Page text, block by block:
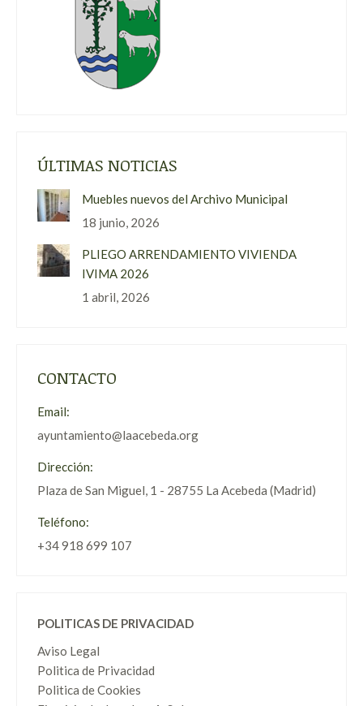
ÚLTIMAS NOTICIAS
Muebles nuevos del Archivo Municipal
18 junio, 2026
PLIEGO ARRENDAMIENTO VIVIENDA
IVIMA 2026
1 abril, 2026
CONTACTO
Email:
ayuntamiento@laacebeda.org
Dirección:
Plaza de San Miguel, 1 - 28755 La Acebeda (Madrid)
Teléfono:
+34 918 699 107
POLITICAS DE PRIVACIDAD
Aviso Legal
Politica de Privacidad
Politica de Cookies